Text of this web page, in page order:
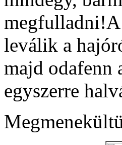
megfulladni!A
leválik a
majd odafenn
egyszerre